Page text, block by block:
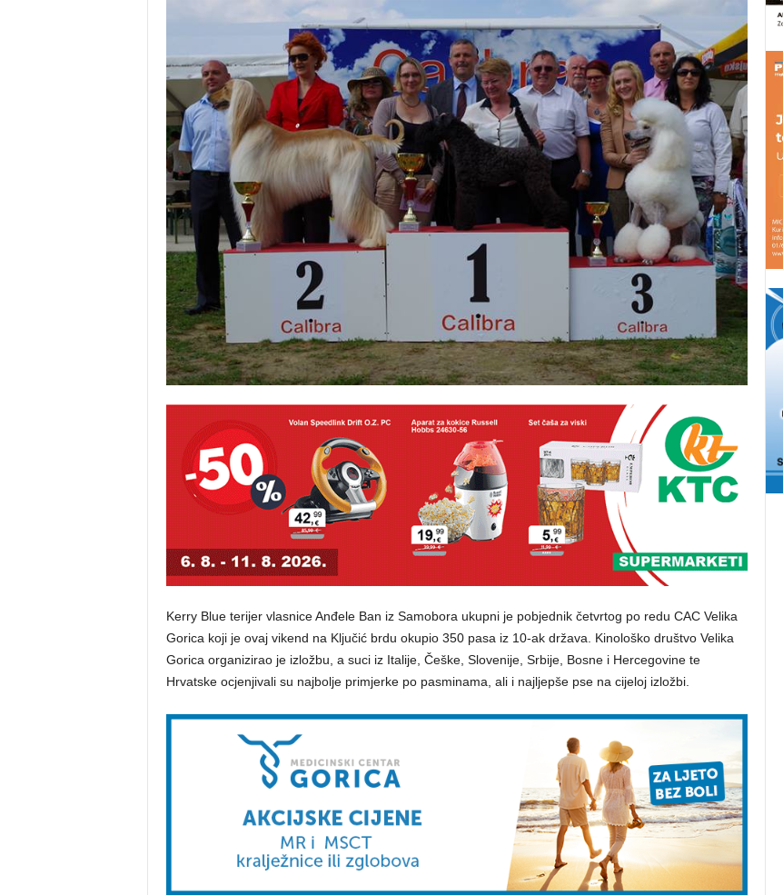
Kerry Blue terijer vlasnice Anđele Ban iz Samobora ukupni je pobjednik četvrtog po redu CAC Velika
Gorica koji je ovaj vikend na Ključić brdu okupio 350 pasa iz 10-ak država. Kinološko društvo Velika
Gorica organizirao je izložbu, a suci iz Italije, Češke, Slovenije, Srbije, Bosne i Hercegovine te
Hrvatske ocjenjivali su najbolje primjerke po pasminama, ali i najljepše pse na cijeloj izložbi.